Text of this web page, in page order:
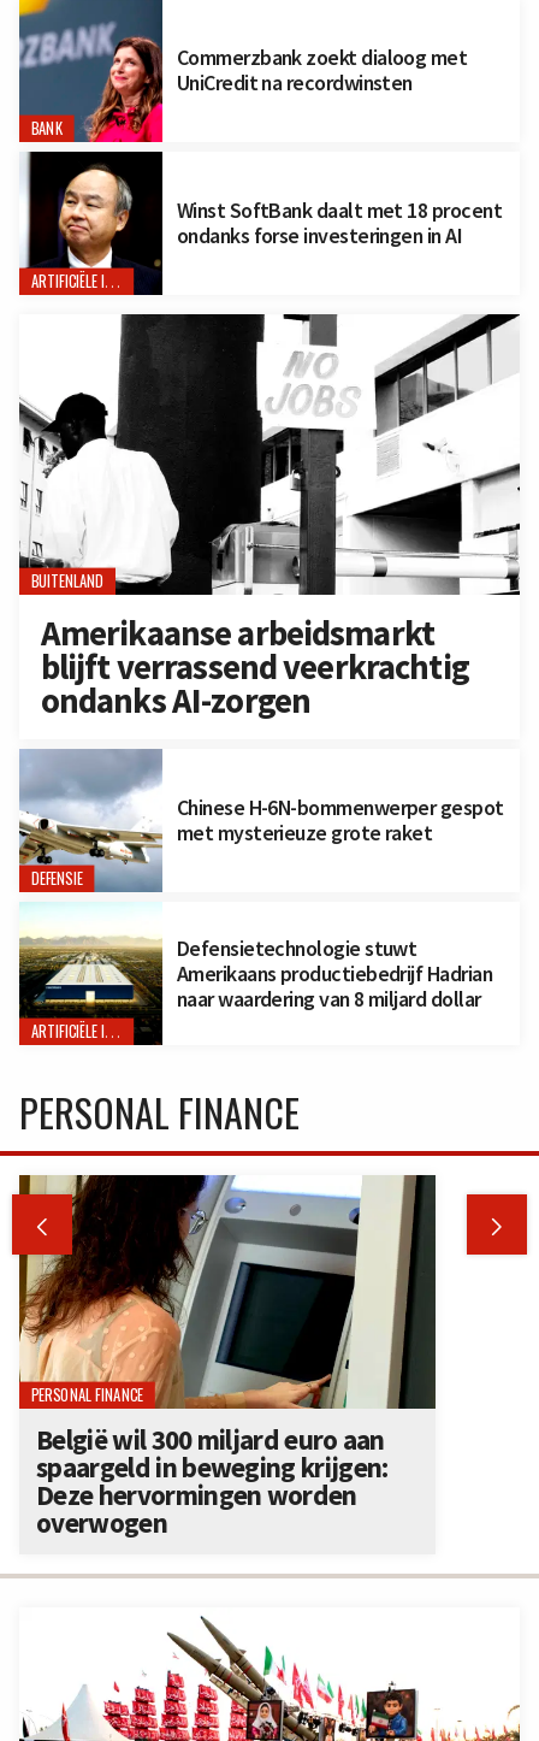
BANK
Commerzbank zoekt dialoog met
UniCredit na recordwinsten
ARTIFICIËLE INTELLIGENTIE
Winst SoftBank daalt met 18 procent
ondanks forse investeringen in AI
BUITENLAND
Amerikaanse arbeidsmarkt
blijft verrassend veerkrachtig
ondanks AI-zorgen
DEFENSIE
Chinese H-6N-bommenwerper gespot
met mysterieuze grote raket
ARTIFICIËLE INTELLIGENTIE
Defensietechnologie stuwt
Amerikaans productiebedrijf Hadrian
naar waardering van 8 miljard dollar
PERSONAL FINANCE
 
PERSONAL FINANCE
België wil 300 miljard euro aan
spaargeld in beweging krijgen:
Deze hervormingen worden
overwogen